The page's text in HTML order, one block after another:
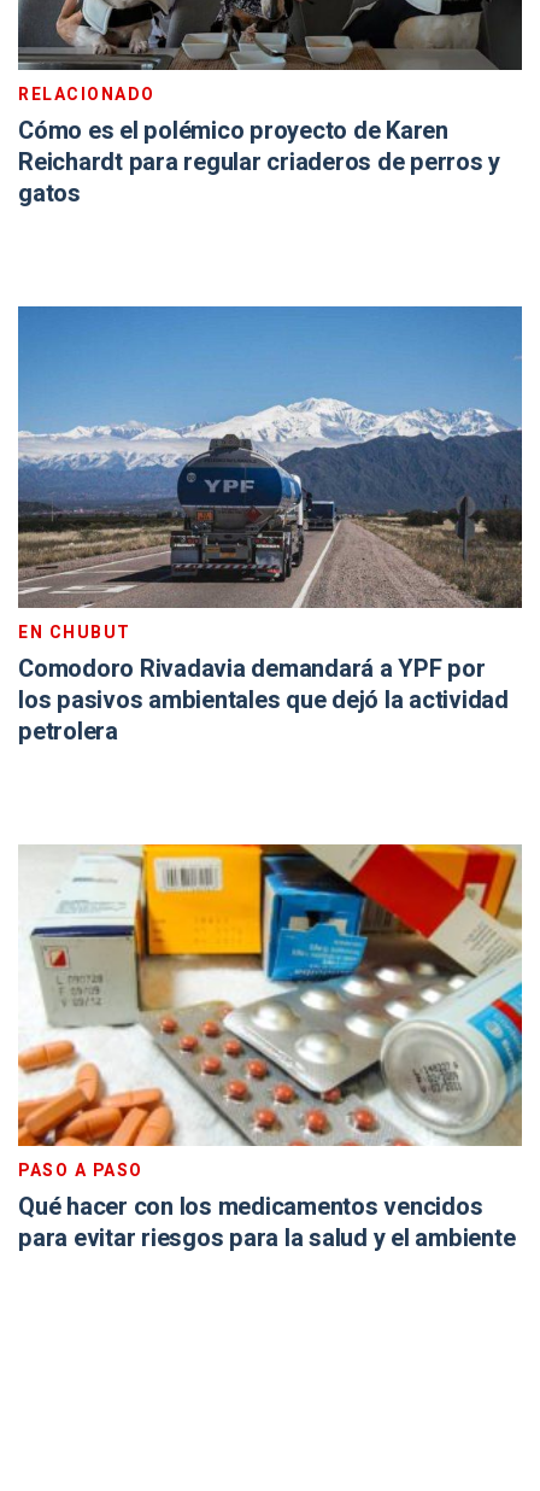
RELACIONADO
Cómo es el polémico proyecto de Karen
Reichardt para regular criaderos de perros y
gatos
EN CHUBUT
Comodoro Rivadavia demandará a YPF por
los pasivos ambientales que dejó la actividad
petrolera
PASO A PASO
Qué hacer con los medicamentos vencidos
para evitar riesgos para la salud y el ambiente